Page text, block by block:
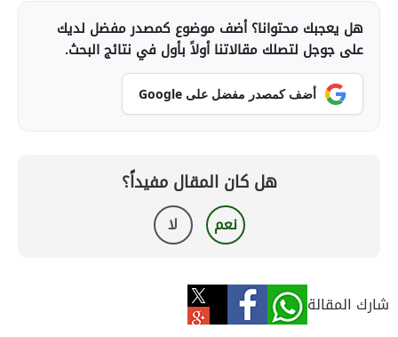
هل يعجبك محتوانا؟ أضف موضوع كمصدر مفضل لديك
على جوجل لتصلك مقالاتنا أولاً بأول في نتائج البحث.
أضف كمصدر مفضل على Google
هل كان المقال مفيداً؟
نعم لا
شارك المقالة